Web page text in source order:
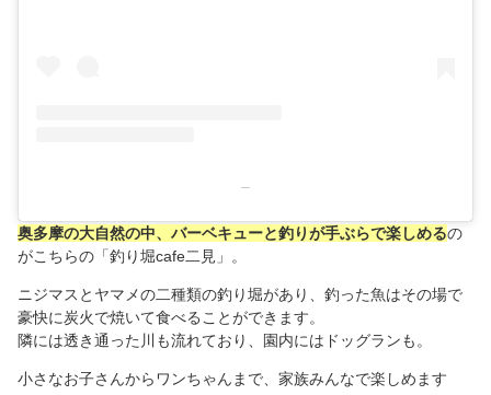
–
奥多摩の大自然の中、バーベキューと釣りが手ぶらで楽しめるの
がこちらの「釣り堀cafe二見」。
ニジマスとヤマメの二種類の釣り堀があり、釣った魚はその場で
豪快に炭火で焼いて食べることができます。
隣には透き通った川も流れており、園内にはドッグランも。
小さなお子さんからワンちゃんまで、家族みんなで楽しめます